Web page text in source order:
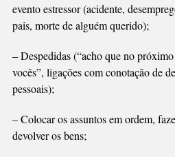
evento estressor (acidente,
pais, morte de alguém querido);
– Despedidas (“acho que no
vocês”, ligações com conotação de
pessoais);
– Colocar os assuntos em ordem,
devolver os bens;